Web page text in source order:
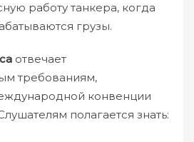
работу танкера, когда
грузы.
отвечает
требованиям,
конвенции
полагается знать: